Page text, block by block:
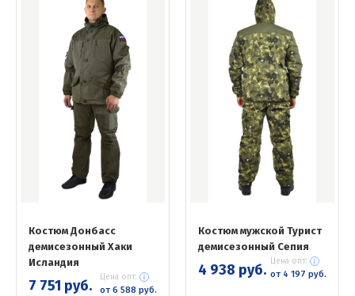
Костюм Донбасс
демисезонный Хаки
Исландия
7 751 руб. Цена опт:
от 6 588 руб.
Костюм мужской Турист
демисезонный Сепия
4 938 руб. Цена опт:
от 4 197 руб.